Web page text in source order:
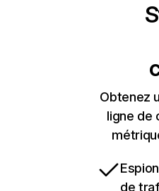
Obtenez
ligne de
de